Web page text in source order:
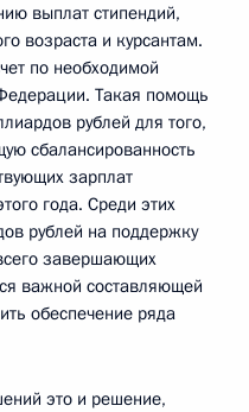
выплат стипендий,
возраста и курсантам.
по необходимой
Такая помощь
рублей для того,
сбалансированность
зарплат
года. Среди этих
рублей на поддержку
завершающих
важной составляющей
обеспечение ряда
это и решение,